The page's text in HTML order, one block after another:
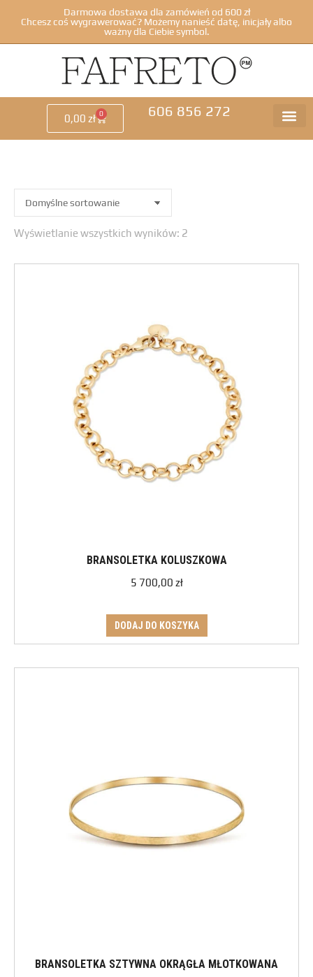
Darmowa dostawa dla zamówień od 600 zł
Chcesz coś wygrawerować? Możemy nanieść datę, inicjały albo
ważny dla Ciebie symbol.
0,00 zł 0 606 856 272
Wyświetlanie wszystkich wyników: 2
BRANSOLETKA KOLUSZKOWA
5 700,00 zł
DODAJ DO KOSZYKA
BRANSOLETKA SZTYWNA OKRĄGŁA MŁOTKOWANA